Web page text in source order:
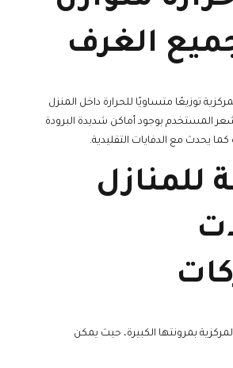
الغرف
توزيعًا متساويًا للحرارة داخل المنزل
يشعر المستخدم بوجود أماكن شديدة البرودة
كما يحدث مع الدفايات التقليدية.
للمنازل
بمرونتها الكبيرة، حيث يمكن